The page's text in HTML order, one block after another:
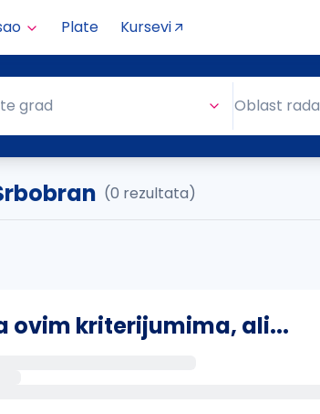
Plate Kursevi
grad Oblast rada
(0 rezultata)
ovim kriterijumima, ali...